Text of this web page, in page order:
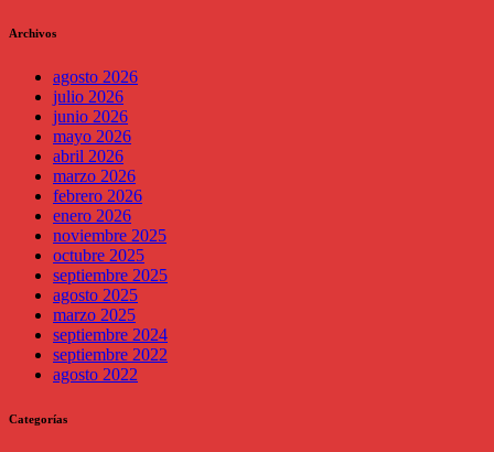
Archivos
agosto 2026
julio 2026
junio 2026
mayo 2026
abril 2026
marzo 2026
febrero 2026
enero 2026
noviembre 2025
octubre 2025
septiembre 2025
agosto 2025
marzo 2025
septiembre 2024
septiembre 2022
agosto 2022
Categorías